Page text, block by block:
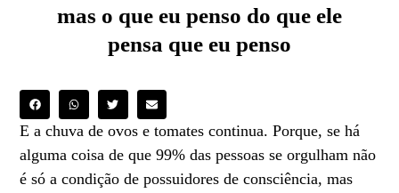
mas o que eu penso do que ele
pensa que eu penso
E a chuva de ovos e tomates continua. Porque, se há
alguma coisa de que 99% das pessoas se orgulham não
é só a condição de possuidores de consciência, mas